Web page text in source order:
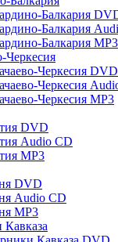
Балкария
Балкария
Балкария MP3
Черкесия
Черкесия DVD
Черкесия
Черкесия MP3
DVD
Audio CD
MP3
DVD
Audio CD
MP3